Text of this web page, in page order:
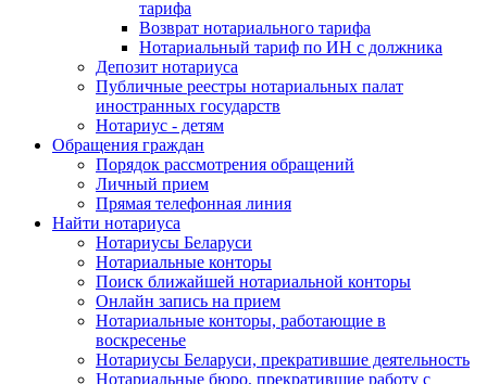
тарифа
Возврат нотариального тарифа
Нотариальный тариф по ИН с должника
Депозит нотариуса
Публичные реестры нотариальных палат
иностранных государств
Нотариус - детям
Обращения граждан
Порядок рассмотрения обращений
Личный прием
Прямая телефонная линия
Найти нотариуса
Нотариусы Беларуси
Нотариальные конторы
Поиск ближайшей нотариальной конторы
Онлайн запись на прием
Нотариальные конторы, работающие в
воскресенье
Нотариусы Беларуси, прекратившие деятельность
Нотариальные бюро, прекратившие работу с